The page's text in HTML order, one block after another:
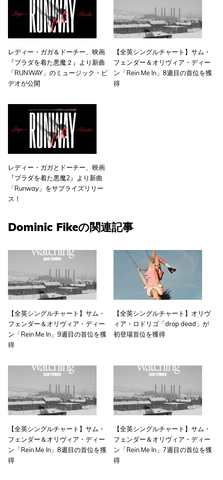
レディー・ガガ＆ドーチー、映画
『プラダを着た悪魔２』より新曲
「RUNWAY」のミュージック・ビ
デオが公開
【全英シングルチャート】サム・
フェンダー＆オリヴィア・ディー
ン「Rein Me In」8週目の首位を獲
得
レディー・ガガとドーチー、映画
『プラダを着た悪魔2』より新曲
「Runway」をサプライズリリー
ス！
Dominic Fikeの関連記事
【全英シングルチャート】サム・
フェンダー＆オリヴィア・ディー
ン「Rein Me In」9週目の首位を獲
得
【全英シングルチャート】オリヴ
ィア・ロドリゴ「drop dead」が
初登場首位を獲得
【全英シングルチャート】サム・
フェンダー＆オリヴィア・ディー
ン「Rein Me In」8週目の首位を獲
得
【全英シングルチャート】サム・
フェンダー＆オリヴィア・ディー
ン「Rein Me In」7週目の首位を獲
得